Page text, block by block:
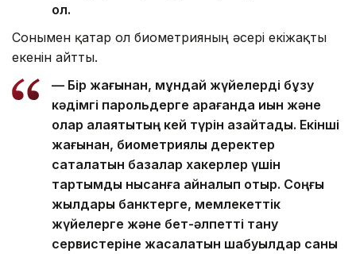
ол.
Сонымен қатар ол биометрияның әсері екіжақты
екенін айтты.
— Бір жағынан, мұндай жүйелерді бұзу
кәдімгі парольдерге қарағанда қиын және
олар алаяқтықтың кей түрін азайтады. Екінші
жағынан, биометриялық деректер
сақталатын базалар хакерлер үшін
тартымды нысанға айналып отыр. Соңғы
жылдары банктерге, мемлекеттік
жүйелерге және бет-әлпетті тану
сервистеріне жасалатын шабуылдар саны